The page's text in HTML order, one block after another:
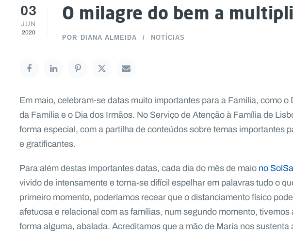
03
JUN
2020
O milagre do bem a
POR DIANA ALMEIDA NOTÍCIAS
Em maio, celebram-se datas muito importantes para a Família, como
da Família e o Dia dos Irmãos. No Serviço de Atenção à Família de
forma especial, com a partilha de conteúdos sobre temas importantes
e gratificantes.
Para além destas importantes datas, cada dia do mês de maiono
vivido de intensamente e torna-se difícil espelhar em palavras tudo o
primeiro momento, poderíamos recear que o distanciamento físico
afetuosa e relacional com as famílias, num segundo momento,
forma alguma, abalada. Acreditamos que a mão de Maria nos